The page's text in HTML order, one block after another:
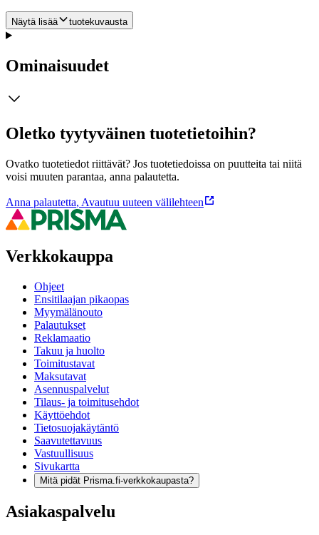
Näytä lisää tuotekuvausta
Ominaisuudet
Oletko tyytyväinen tuotetietoihin?
Ovatko tuotetiedot riittävät? Jos tuotetiedoissa on puutteita tai niitä
voisi muuten parantaa, anna palautetta.
Anna palautetta, Avautuu uuteen välilehteen
Verkkokauppa
Ohjeet
Ensitilaajan pikaopas
Myymälänouto
Palautukset
Reklamaatio
Takuu ja huolto
Toimitustavat
Maksutavat
Asennuspalvelut
Tilaus- ja toimitusehdot
Käyttöehdot
Tietosuojakäytäntö
Saavutettavuus
Vastuullisuus
Sivukartta
Mitä pidät Prisma.fi-verkkokaupasta?
Asiakaspalvelu